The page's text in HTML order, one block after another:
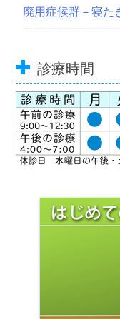
廃用症候群－寝た
診療時間